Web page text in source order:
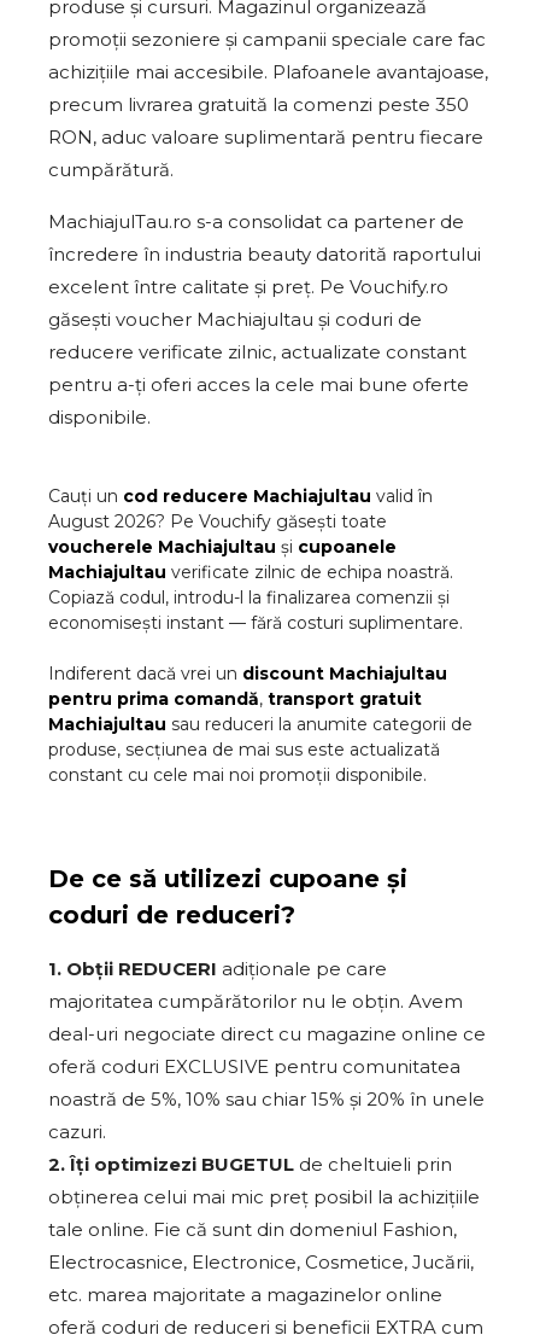
produse și cursuri. Magazinul organizează
promoții sezoniere și campanii speciale care fac
achizițiile mai accesibile. Plafoanele avantajoase,
precum livrarea gratuită la comenzi peste 350
RON, aduc valoare suplimentară pentru fiecare
cumpărătură.
MachiajulTau.ro s-a consolidat ca partener de
încredere în industria beauty datorită raportului
excelent între calitate și preț. Pe Vouchify.ro
găsești voucher Machiajultau și coduri de
reducere verificate zilnic, actualizate constant
pentru a-ți oferi acces la cele mai bune oferte
disponibile.
Cauți un cod reducere Machiajultau valid în
August 2026? Pe Vouchify găsești toate
voucherele Machiajultau și cupoanele
Machiajultau verificate zilnic de echipa noastră.
Copiază codul, introdu-l la finalizarea comenzii și
economisești instant — fără costuri suplimentare.
Indiferent dacă vrei un discount Machiajultau
pentru prima comandă, transport gratuit
Machiajultau sau reduceri la anumite categorii de
produse, secțiunea de mai sus este actualizată
constant cu cele mai noi promoții disponibile.
De ce să utilizezi cupoane și
coduri de reduceri?
1. Obții REDUCERI adiționale pe care
majoritatea cumpărătorilor nu le obțin. Avem
deal-uri negociate direct cu magazine online ce
oferă coduri EXCLUSIVE pentru comunitatea
noastră de 5%, 10% sau chiar 15% și 20% în unele
cazuri.
2. Îți optimizezi BUGETUL de cheltuieli prin
obținerea celui mai mic preț posibil la achizițiile
tale online. Fie că sunt din domeniul Fashion,
Electrocasnice, Electronice, Cosmetice, Jucării,
etc. marea majoritate a magazinelor online
oferă coduri de reduceri și beneficii EXTRA cum